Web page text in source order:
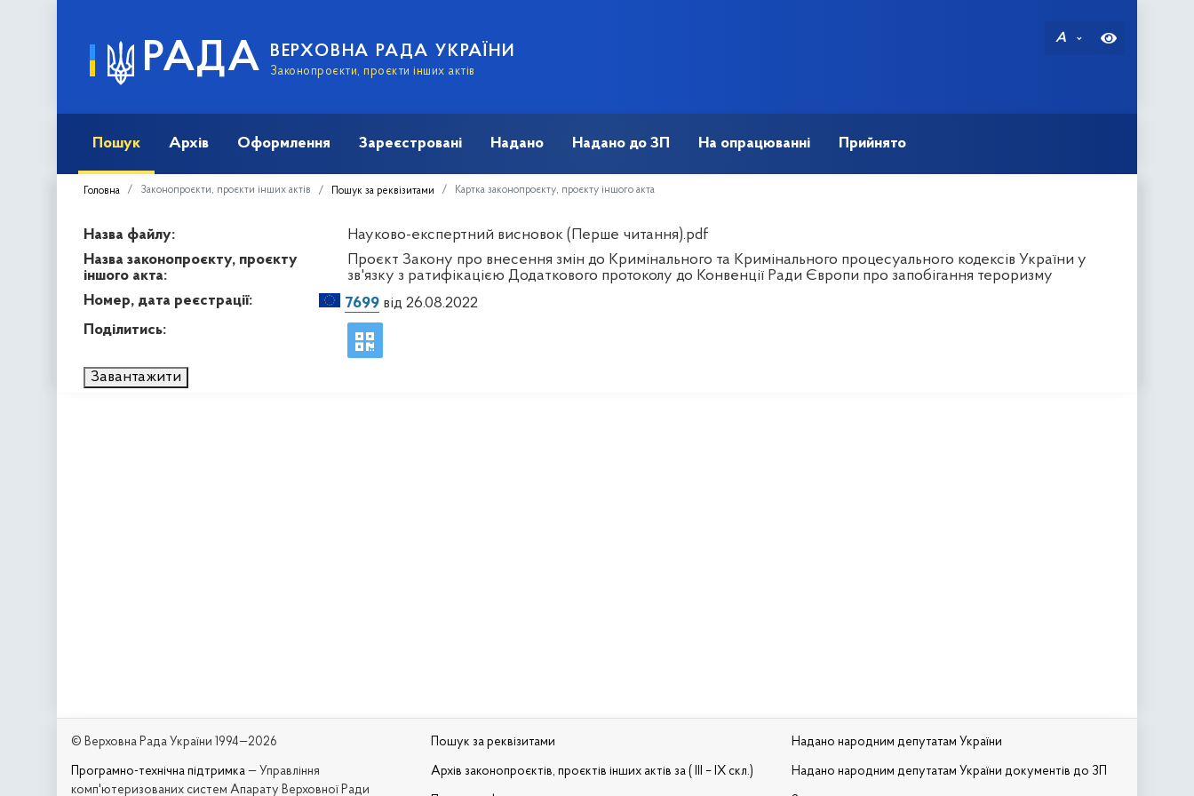
РАДА ВЕРХОВНА РАДА УКРАЇНИ
Законопроєкти, проєкти інших актів
A
Пошук Архів Оформлення Зареєстровані Надано Надано до ЗП На опрацюванні Прийнято
Головна Законопроєкти, проєкти інших актів Пошук за реквізитами Картка законопроєкту, проєкту іншого акта
Назва файлу:
Науково-експертний висновок (Перше читання).pdf
Назва законопроєкту, проєкту
іншого акта:
Проєкт Закону про внесення змін до Кримінального та Кримінального процесуального кодексів України у
зв'язку з ратифікацією Додаткового протоколу до Конвенції Ради Європи про запобігання тероризму
Номер, дата реєстрації:
7699 від 26.08.2022
Поділитись:
Завантажити
© Верховна Рада України 1994—2026
Програмно-технічна підтримка — Управління
комп'ютеризованих систем Апарату Верховної Ради
Пошук за реквізитами
Архів законопроєктів, проєктів інших актів за ( III – IX скл.)
Надано народним депутатам України
Надано народним депутатам України документів до ЗП